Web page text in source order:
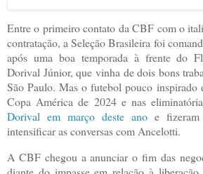
Entre o primeiro contato da CBF com o
contratação, a Seleção Brasileira foi
após uma boa temporada à frente do
Dorival Júnior, que vinha de dois bons
São Paulo. Mas o futebol pouco inspirado
Copa América de 2024 e nas
Dorival em março deste ano e
intensificar as conversas com Ancelotti.
A CBF chegou a anunciar o fim das